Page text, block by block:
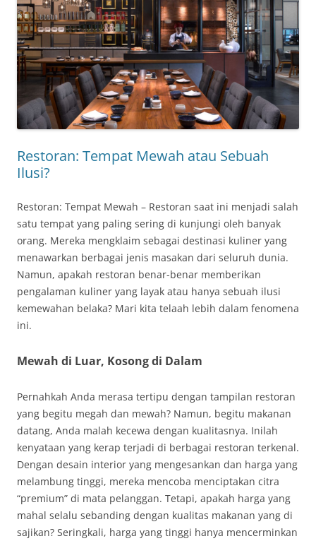
Restoran: Tempat Mewah atau Sebuah
Ilusi?
Restoran: Tempat Mewah – Restoran saat ini menjadi salah
satu tempat yang paling sering di kunjungi oleh banyak
orang. Mereka mengklaim sebagai destinasi kuliner yang
menawarkan berbagai jenis masakan dari seluruh dunia.
Namun, apakah restoran benar-benar memberikan
pengalaman kuliner yang layak atau hanya sebuah ilusi
kemewahan belaka? Mari kita telaah lebih dalam fenomena
ini.
Mewah di Luar, Kosong di Dalam
Pernahkah Anda merasa tertipu dengan tampilan restoran
yang begitu megah dan mewah? Namun, begitu makanan
datang, Anda malah kecewa dengan kualitasnya. Inilah
kenyataan yang kerap terjadi di berbagai restoran terkenal.
Dengan desain interior yang mengesankan dan harga yang
melambung tinggi, mereka mencoba menciptakan citra
“premium” di mata pelanggan. Tetapi, apakah harga yang
mahal selalu sebanding dengan kualitas makanan yang di
sajikan? Seringkali, harga yang tinggi hanya mencerminkan